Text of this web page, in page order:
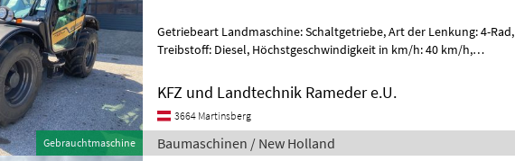
Gebrauchtmaschine
Getriebeart Landmaschine: Schaltgetriebe, Art der Lenkung: 4-Rad,
Treibstoff: Diesel, Höchstgeschwindigkeit in km/h: 40 km/h,
KFZ und Landtechnik Rameder e.U.
3664 Martinsberg
Baumaschinen / New Holland